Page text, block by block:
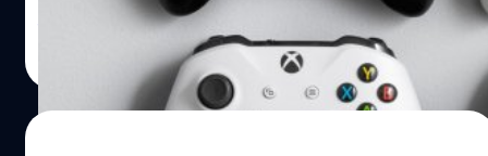
Famitsu ในหัวข้อที่น่าสนใจเกี่ยวกับครบรอบ 20 ปี Xbox ใน
ประเทศญี่ปุ่น จากข้อมูลที่เปิดเผย Xbox ซีรีส์ทุกรุ่นขายได้
2,345,975 เครื่อง ในประเทศญี่ปุ่น นับถึงวันที่ 6 กุมภาพันธ์ ปี
ค.ศ. 2022 Xbox 360 เป็นเครื่องที่ขายดีที่สุด ทำไปได้
จีรนาถ เรืองทรัพย์| 1616 days ago